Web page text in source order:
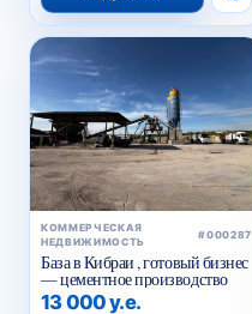
КОММЕРЧЕСКАЯ
НЕДВИЖИМОСТЬ
#000287
База в Кибраи , готовый бизнес
— цементное производство
13 000 у.е.